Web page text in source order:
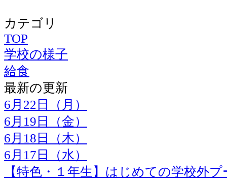
カテゴリ
TOP
学校の様子
給食
最新の更新
6月22日（月）
6月19日（金）
6月18日（木）
6月17日（水）
【特色・１年生】はじめての学校外